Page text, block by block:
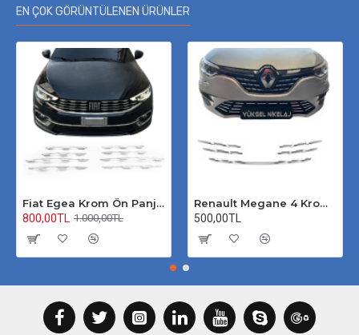
EN ÇOK GÖRÜNTÜLENEN ÜRÜNLER
Fiat Egea Krom Ön Panjur 2020 Üzeri Uyumlu
800,00TL 1.000,00TL
Renault Megane 4 Krom Ön Panjur 2020 Üzeri
500,00TL